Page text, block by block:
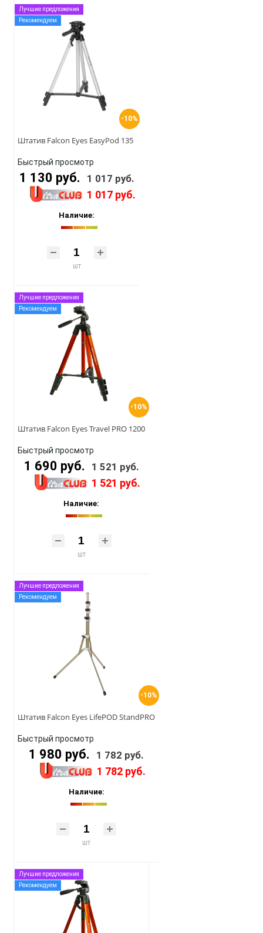
-10%
Лучшие предложения
Рекомендуем
Штатив Falcon Eyes EasyPod 135
Быстрый просмотр
1 130 руб. 1 017 руб.
1 017 руб.
Наличие:
шт
-10%
Лучшие предложения
Рекомендуем
Штатив Falcon Eyes Travel PRO 1200
Быстрый просмотр
1 690 руб. 1 521 руб.
1 521 руб.
Наличие:
шт
-10%
Лучшие предложения
Рекомендуем
Штатив Falcon Eyes LifePOD StandPRO
Быстрый просмотр
1 980 руб. 1 782 руб.
1 782 руб.
Наличие:
шт
Лучшие предложения
Рекомендуем